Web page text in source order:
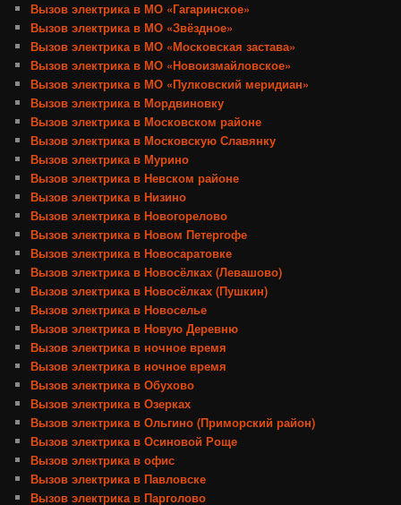
Вызов электрика в МО «Гагаринское»
Вызов электрика в МО «Звёздное»
Вызов электрика в МО «Московская застава»
Вызов электрика в МО «Новоизмайловское»
Вызов электрика в МО «Пулковский меридиан»
Вызов электрика в Мордвиновку
Вызов электрика в Московском районе
Вызов электрика в Московскую Славянку
Вызов электрика в Мурино
Вызов электрика в Невском районе
Вызов электрика в Низино
Вызов электрика в Новогорелово
Вызов электрика в Новом Петергофе
Вызов электрика в Новосаратовке
Вызов электрика в Новосёлках (Левашово)
Вызов электрика в Новосёлках (Пушкин)
Вызов электрика в Новоселье
Вызов электрика в Новую Деревню
Вызов электрика в ночное время
Вызов электрика в ночное время
Вызов электрика в Обухово
Вызов электрика в Озерках
Вызов электрика в Ольгино (Приморский район)
Вызов электрика в Осиновой Роще
Вызов электрика в офис
Вызов электрика в Павловске
Вызов электрика в Парголово